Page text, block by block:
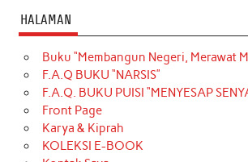
HALAMAN
Buku “Membangun Negeri, Merawat
F.A.Q BUKU “NARSIS”
F.A.Q. BUKU PUISI “MENYESAP
Front Page
Karya & Kiprah
KOLEKSI E-BOOK